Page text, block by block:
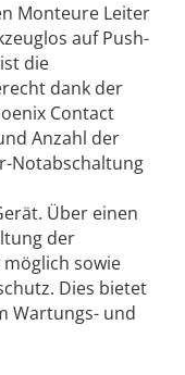
Monteure Leiter
auf Push-
die
dank der
Contact
Anzahl der
Notabschaltung
Über einen
der
sowie
Dies bietet
Wartungs- und